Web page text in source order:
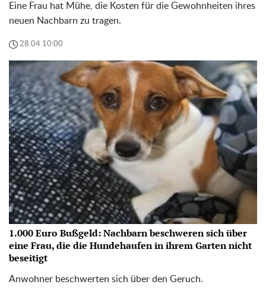
Eine Frau hat Mühe, die Kosten für die Gewohnheiten ihres
neuen Nachbarn zu tragen.
28.04 10:00
1.000 Euro Bußgeld: Nachbarn beschweren sich über
eine Frau, die die Hundehaufen in ihrem Garten nicht
beseitigt
Anwohner beschwerten sich über den Geruch.